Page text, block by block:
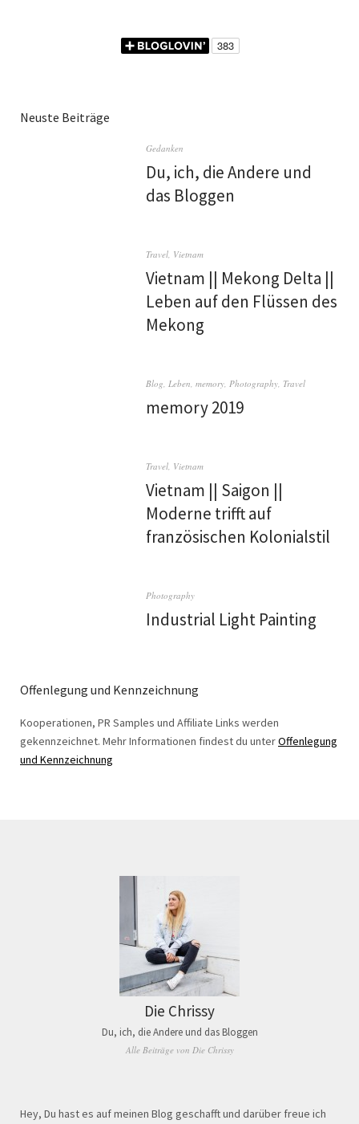
Neuste Beiträge
Gedanken
Du, ich, die Andere und
das Bloggen
Travel, Vietnam
Vietnam || Mekong Delta ||
Leben auf den Flüssen des
Mekong
Blog,Leben,memory,Photography, Travel
memory 2019
Travel, Vietnam
Vietnam || Saigon ||
Moderne trifft auf
französischen Kolonialstil
Photography
Industrial Light Painting
Offenlegung und Kennzeichnung
Kooperationen, PR Samples und Affiliate Links werden
gekennzeichnet. Mehr Informationen findest du unterOffenlegung
und Kennzeichnung
Die Chrissy
Du, ich, die Andere und das Bloggen
Alle Beiträge von Die Chrissy
Hey, Du hast es auf meinen Blog geschafft und darüber freue ich